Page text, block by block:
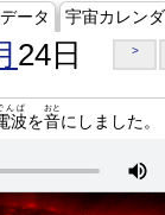
ータ 宇宙カレン
24日 >
波
んぱ
を音
おと
にしました。